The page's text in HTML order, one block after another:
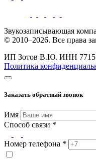
Звукозаписывающая
© 2010–2026. Все права
ИП Зотов В.Ю. ИНН
Политика
Заказать обратный звонок
Имя
Способ связи *
Номер телефона *